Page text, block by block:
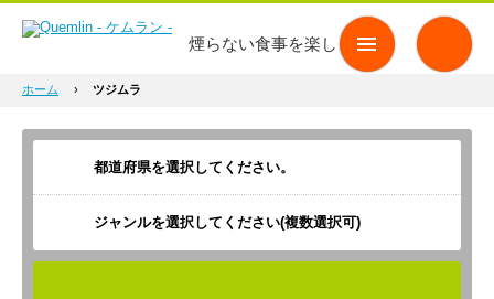
煙らない食事を楽しもう
ホーム › ツジムラ
ジャンルを選択してください(複数選択可)